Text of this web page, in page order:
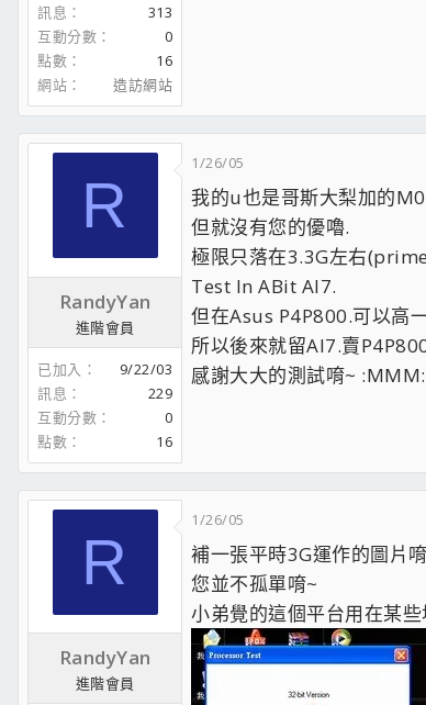
訊息
313
互動分數
0
點數
16
網站
造訪網站
R
RandyYan
進階會員
已加入
9/22/03
訊息
229
互動分數
0
點數
16
1/26/05
我的u也是哥斯大梨加的
但就沒有您的優嚕.
極限只落在3.3G左右
Test In ABit AI7.
但在Asus P4P800.可以高
所以後來就留AI7.賣
感謝大大的測試唷~ :MMM:
R
RandyYan
進階會員
1/26/05
補一張平時3G運作的圖片
您並不孤單唷~
小弟覺的這個平台用在某